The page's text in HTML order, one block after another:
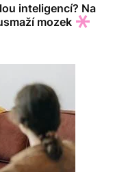
inteligencí? Na
mozek